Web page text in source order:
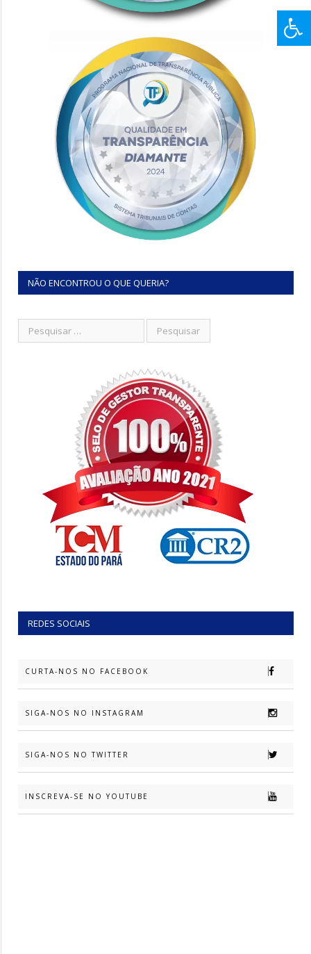
NÃO ENCONTROU O QUE QUERIA?
REDES SOCIAIS
CURTA-NOS NO FACEBOOK
SIGA-NOS NO INSTAGRAM
SIGA-NOS NO TWITTER
INSCREVA-SE NO YOUTUBE